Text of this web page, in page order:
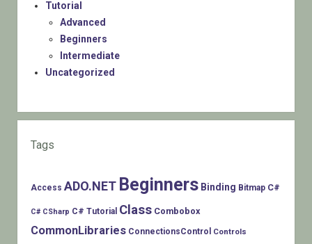
Tutorial
Advanced
Beginners
Intermediate
Uncategorized
Tags
Access ADO.NET Beginners Binding Bitmap C#
C# CSharp C# Tutorial Class Combobox
CommonLibraries ConnectionsControl Controls